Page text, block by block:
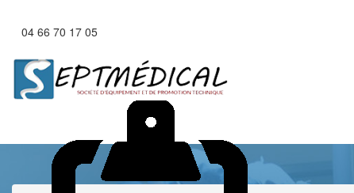
04 66 70 17 05